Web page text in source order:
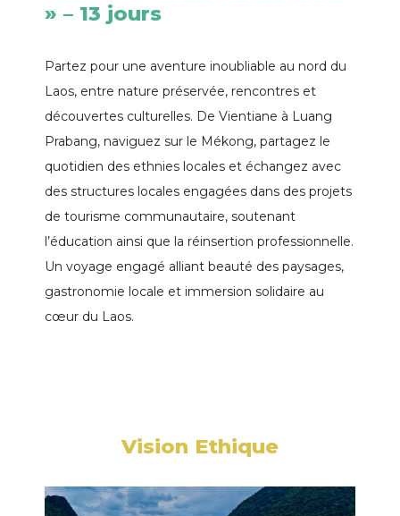
» – 13 jours
Partez pour une aventure inoubliable au nord du
Laos, entre nature préservée, rencontres et
découvertes culturelles. De Vientiane à Luang
Prabang, naviguez sur le Mékong, partagez le
quotidien des ethnies locales et échangez avec
des structures locales engagées dans des projets
de tourisme communautaire, soutenant
l’éducation ainsi que la réinsertion professionnelle.
Un voyage engagé alliant beauté des paysages,
gastronomie locale et immersion solidaire au
cœur du Laos.
Vision Ethique